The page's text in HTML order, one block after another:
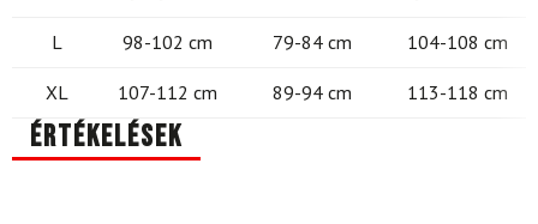
L 98-102 cm 79-84 cm 104-108 cm
XL 107-112 cm 89-94 cm 113-118 cm
Értékelések